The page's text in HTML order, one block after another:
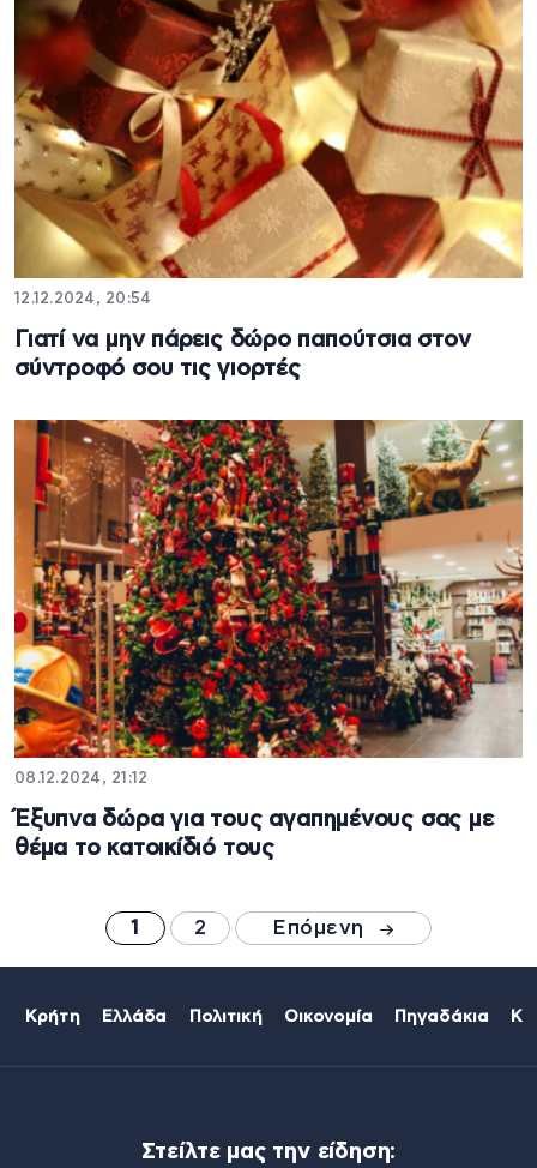
12.12.2024, 20:54
Γιατί να μην πάρεις δώρο παπούτσια στον
σύντροφό σου τις γιορτές
08.12.2024, 21:12
Έξυπνα δώρα για τους αγαπημένους σας με
θέμα το κατοικίδιό τους
1 2 Επόμενη
Κρήτη Ελλάδα Πολιτική Οικονομία Πηγαδάκια
Στείλτε μας την είδηση: